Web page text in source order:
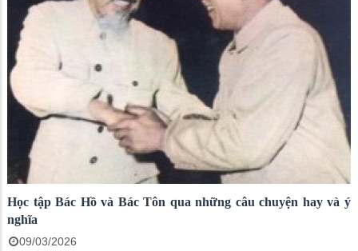
quán triệt tiếp thu kế học của ban Thường vụ Đảng ủy Chi bộ
Trung tâm đã chủ động xây dựng Kế hoạch năm 2026 của chi bộ
Trung tâm Dịch vụ tổng hợp phường Rạch Giá về chuyên đề Quý
III/2026 thực hiện Chuyên đề năm 2024 – 2025 “An Giang học tập
và làm theo tấm gương Bác Hồ, Bác Tôn về chăm lo đời sống
Nhân dân” và “Cán bộ, đảng viên tiếp tục thực hiện tốt trách
nhiệm nêu gương; khắc phục tình trạng sợ trách nhiệm, không
dám làm nhất bước vào năm thứ hai của công cuộc sáp nhập
thực hiện mô hình chính quyền 2 cấp.
Học tập Bác Hồ và Bác Tôn qua những câu chuyện hay và ý
nghĩa
09/03/2026